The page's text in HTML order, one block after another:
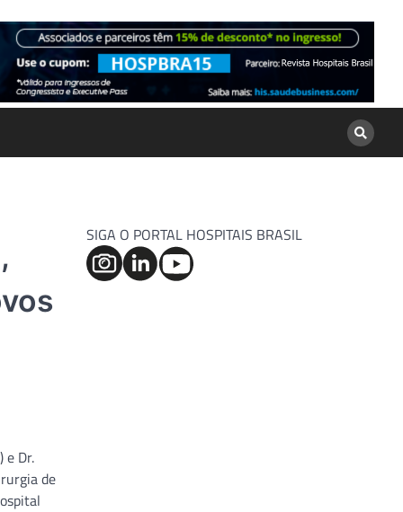
e Dr.
de
SIGA O PORTAL HOSPITAIS BRASIL